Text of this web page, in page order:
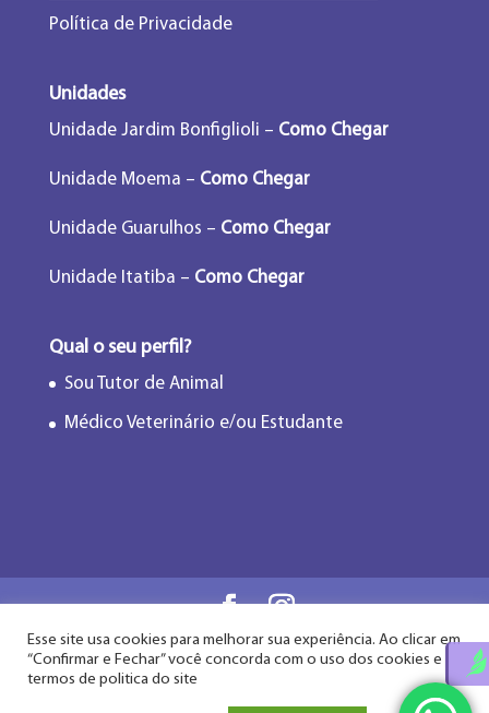
Política de Privacidade
Unidades
Unidade Jardim Bonfiglioli – Como Chegar
Unidade Moema – Como Chegar
Unidade Guarulhos – Como Chegar
Unidade Itatiba – Como Chegar
Qual o seu perfil?
Sou Tutor de Animal
Médico Veterinário e/ou Estudante
Flor de Lótus Acupuntura Veterinária® - Desde
Esse site usa cookies para melhorar sua experiência. Ao clicar em
“Confirmar e Fechar” você concorda com o uso dos cookies e
termos de politica do site